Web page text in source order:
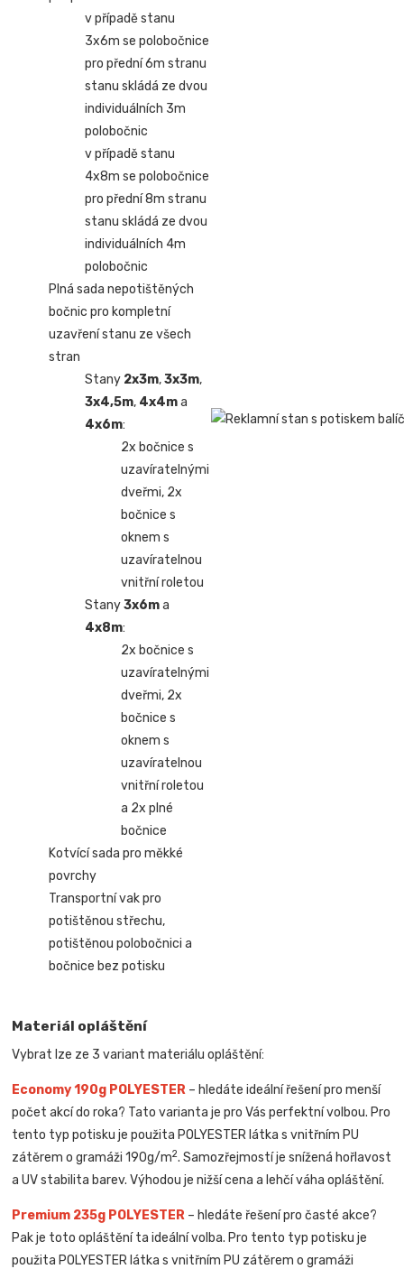
v případě stanu
3x6m se polobočnice
pro přední 6m stranu
stanu skládá ze dvou
individuálních 3m
polobočnic
v případě stanu
4x8m se polobočnice
pro přední 8m stranu
stanu skládá ze dvou
individuálních 4m
polobočnic
Plná sada nepotištěných
bočnic pro kompletní
uzavření stanu ze všech
stran
Stany 2x3m,3x3m,
3x4,5m, 4x4ma
4x6m:
2x bočnice s
uzavíratelnými
dveřmi, 2x
bočnice s
oknem s
uzavíratelnou
vnitřní roletou
Stany3x6ma
4x8m:
2x bočnice s
uzavíratelnými
dveřmi, 2x
bočnice s
oknem s
uzavíratelnou
vnitřní roletou
a 2x plné
bočnice
Kotvící sada pro měkké
povrchy
Transportní vak pro
potištěnou střechu,
potištěnou polobočnici a
bočnice bez potisku
Materiál opláštění
Vybrat lze ze 3 variant materiálu opláštění:
Economy 190g POLYESTER – hledáte ideální řešení pro menší
počet akcí do roka? Tato varianta je pro Vás perfektní volbou. Pro
tento typ potisku je použita POLYESTER látka s vnitřním PU
zátěrem o gramáži 190g/m2. Samozřejmostí je snížená hořlavost
a UV stabilita barev. Výhodou je nižší cena a lehčí váha opláštění.
Premium 235g POLYESTER – hledáte řešení pro časté akce?
Pak je toto opláštění ta ideální volba. Pro tento typ potisku je
použita POLYESTER látka s vnitřním PU zátěrem o gramáži